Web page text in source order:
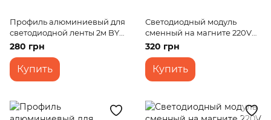
Профиль алюминиевый для
светодиодной ленты 2м BY-
053
280 грн
Купить
Светодиодный модуль
сменный на магните 220V
18W SMD 2835 NW IP20 (LW-
04/36)
320 грн
Купить